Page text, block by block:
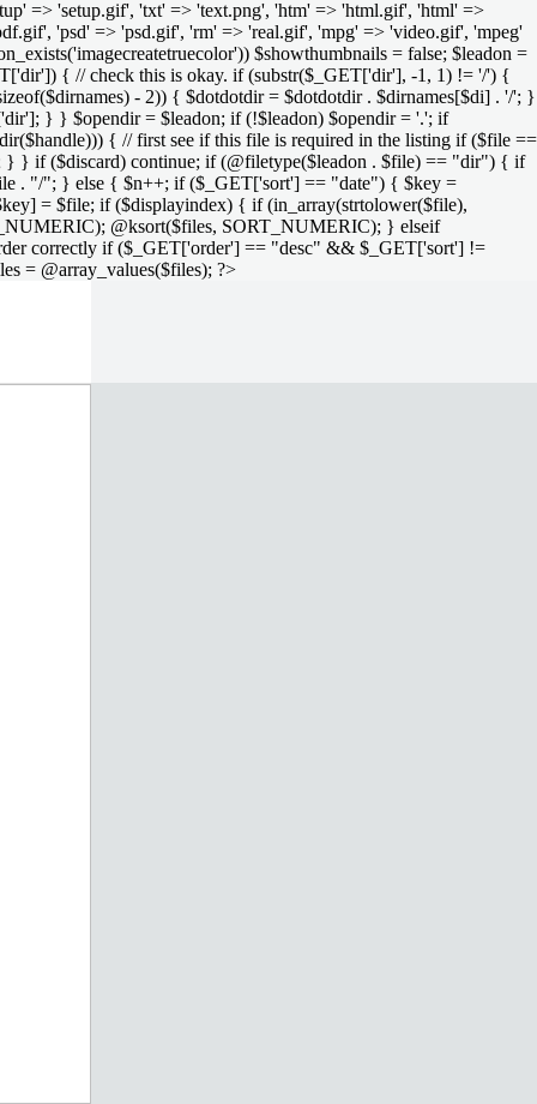
=> 'setup.gif', 'txt' => 'text.png', 'htm' => 'html.gif', 'html' =>
'psd' => 'psd.gif', 'rm' => 'real.gif', 'mpg' => 'video.gif', 'mpeg'
$showthumbnails = false; $leadon =
{ // check this is okay. if (substr($_GET['dir'], -1, 1) != '/') {
- 2)) { $dotdotdir = $dotdotdir . $dirnames[$di] . '/'; }
} } $opendir = $leadon; if (!$leadon) $opendir = '.'; if
{ // first see if this file is required in the listing if ($file ==
} } if ($discard) continue; if (@filetype($leadon . $file) == "dir") { if
. "/"; } else { $n++; if ($_GET['sort'] == "date") { $key =
= $file; if ($displayindex) { if (in_array(strtolower($file),
@ksort($files, SORT_NUMERIC); } elseif
correctly if ($_GET['order'] == "desc" && $_GET['sort'] !=
= @array_values($files); ?>